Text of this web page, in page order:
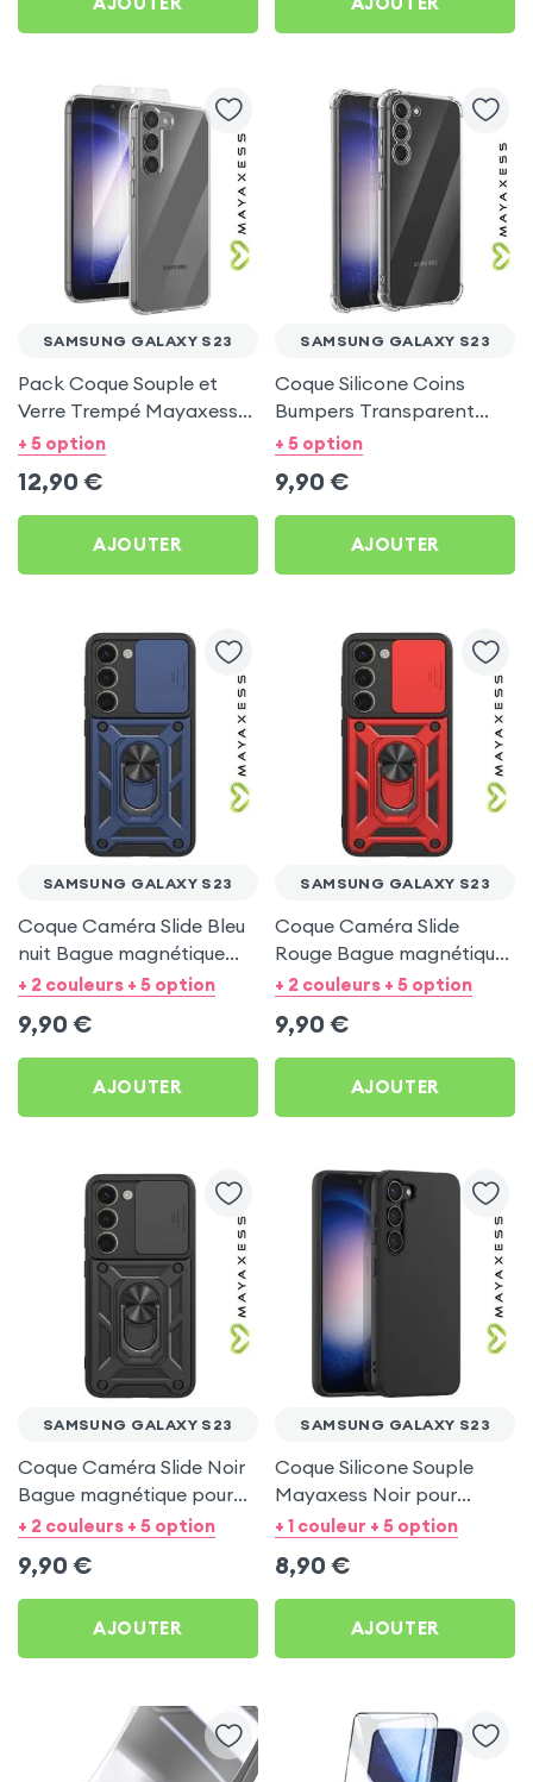
SAMSUNG GALAXY S23
Pack Coque Souple et
Verre Trempé Mayaxess
pour Samsung Galaxy S23
+ 5 option
12,90 €
AJOUTER
SAMSUNG GALAXY S23
Coque Silicone Coins
Bumpers Transparent
Mayaxess pour Samsung
+ 5 option
9,90 €
AJOUTER
SAMSUNG GALAXY S23
Coque Caméra Slide Bleu
nuit Bague magnétique
pour Samsung Galaxy S23
+ 2 couleurs + 5 option
9,90 €
AJOUTER
SAMSUNG GALAXY S23
Coque Caméra Slide
Rouge Bague magnétique
pour Samsung Galaxy S23
+ 2 couleurs + 5 option
9,90 €
AJOUTER
SAMSUNG GALAXY S23
Coque Caméra Slide Noir
Bague magnétique pour
Samsung Galaxy S23
+ 2 couleurs + 5 option
9,90 €
AJOUTER
SAMSUNG GALAXY S23
Coque Silicone Souple
Mayaxess Noir pour
Samsung Galaxy S23
+ 1 couleur + 5 option
8,90 €
AJOUTER